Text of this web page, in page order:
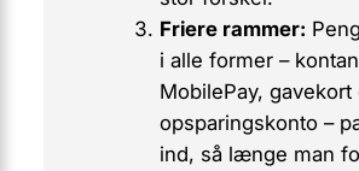
Friere rammer:
i alle former –
MobilePay, gavekort
opsparingskonto –
ind, så længe man